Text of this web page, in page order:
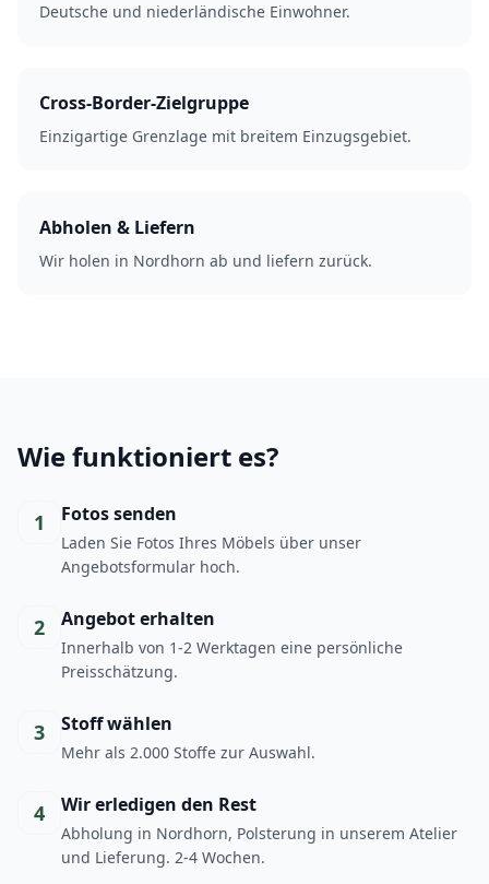
Deutsche und niederländische Einwohner.
Cross-Border-Zielgruppe
Einzigartige Grenzlage mit breitem Einzugsgebiet.
Abholen & Liefern
Wir holen in Nordhorn ab und liefern zurück.
Wie funktioniert es?
1 Fotos senden
Laden Sie Fotos Ihres Möbels über unser
Angebotsformular hoch.
2 Angebot erhalten
Innerhalb von 1-2 Werktagen eine persönliche
Preisschätzung.
3 Stoff wählen
Mehr als 2.000 Stoffe zur Auswahl.
4 Wir erledigen den Rest
Abholung in Nordhorn, Polsterung in unserem Atelier
und Lieferung. 2-4 Wochen.